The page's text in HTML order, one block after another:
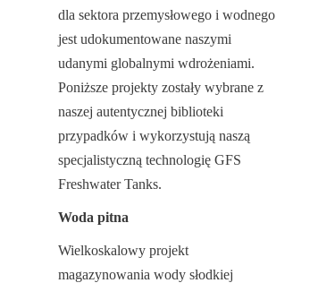
dla sektora przemysłowego i wodnego
jest udokumentowane naszymi
udanymi globalnymi wdrożeniami.
Poniższe projekty zostały wybrane z
naszej autentycznej biblioteki
przypadków i wykorzystują naszą
specjalistyczną technologię GFS
Freshwater Tanks.
Woda pitna
Wielkoskalowy projekt
magazynowania wody słodkiej